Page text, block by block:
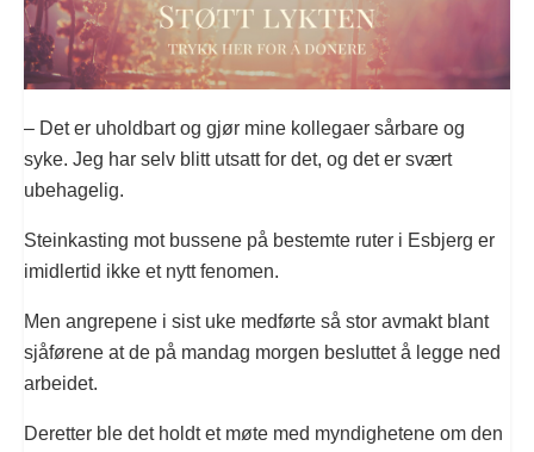
– Det er uholdbart og gjør mine kollegaer sårbare og
syke. Jeg har selv blitt utsatt for det, og det er svært
ubehagelig.
Steinkasting mot bussene på bestemte ruter i Esbjerg er
imidlertid ikke et nytt fenomen.
Men angrepene i sist uke medførte så stor avmakt blant
sjåførene at de på mandag morgen besluttet å legge ned
arbeidet.
Deretter ble det holdt et møte med myndighetene om den